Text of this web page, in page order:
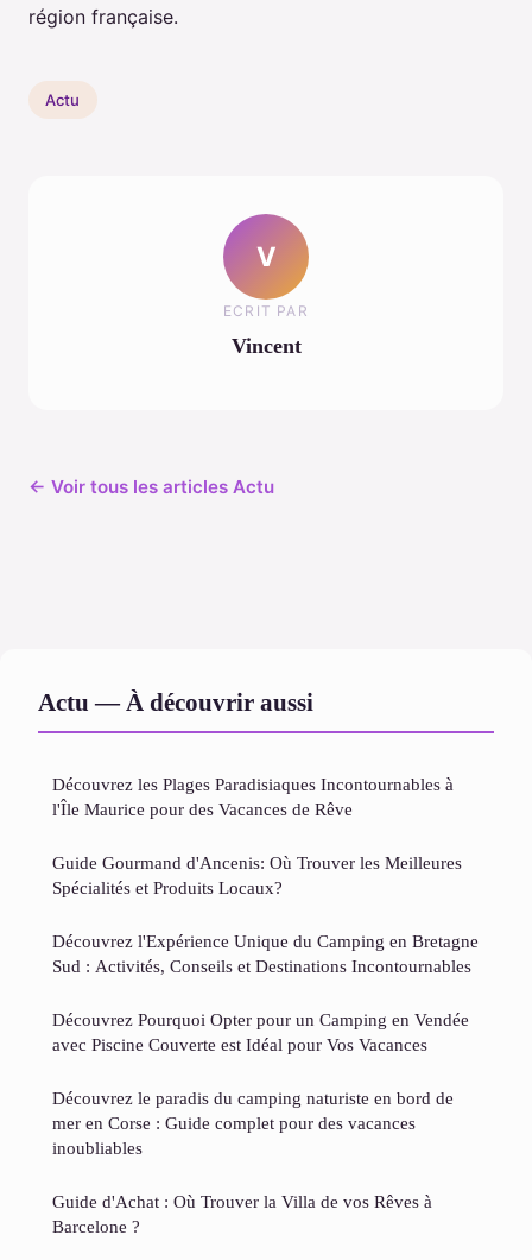
région française.
Actu
V
ECRIT PAR
Vincent
← Voir tous les articles Actu
Actu — À découvrir aussi
Découvrez les Plages Paradisiaques Incontournables à
l'Île Maurice pour des Vacances de Rêve
Guide Gourmand d'Ancenis: Où Trouver les Meilleures
Spécialités et Produits Locaux?
Découvrez l'Expérience Unique du Camping en Bretagne
Sud : Activités, Conseils et Destinations Incontournables
Découvrez Pourquoi Opter pour un Camping en Vendée
avec Piscine Couverte est Idéal pour Vos Vacances
Découvrez le paradis du camping naturiste en bord de
mer en Corse : Guide complet pour des vacances
inoubliables
Guide d'Achat : Où Trouver la Villa de vos Rêves à
Barcelone ?